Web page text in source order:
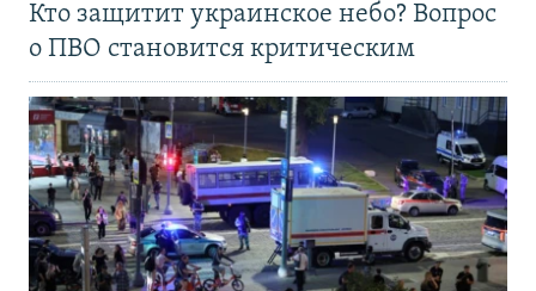
Кто защитит украинское небо? Вопрос
о ПВО становится критическим